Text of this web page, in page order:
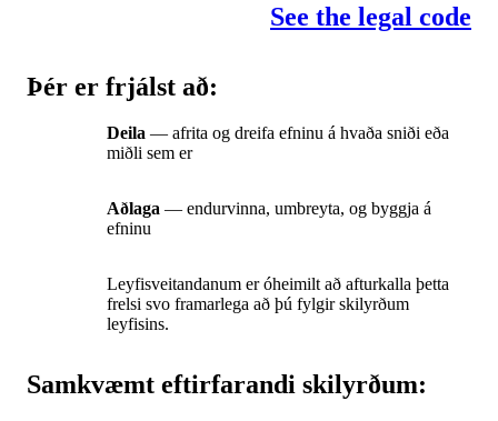
See the legal code
Þér er frjálst að:
Deila — afrita og dreifa efninu á hvaða sniði eða
miðli sem er
Aðlaga — endurvinna, umbreyta, og byggja á
efninu
Leyfisveitandanum er óheimilt að afturkalla þetta
frelsi svo framarlega að þú fylgir skilyrðum
leyfisins.
Samkvæmt eftirfarandi skilyrðum: